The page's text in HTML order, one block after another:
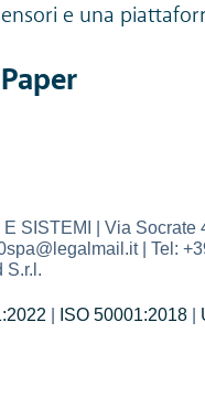
e una
SISTEMI | Via
| Tel:
S.r.l.
ISO 50001:2018|